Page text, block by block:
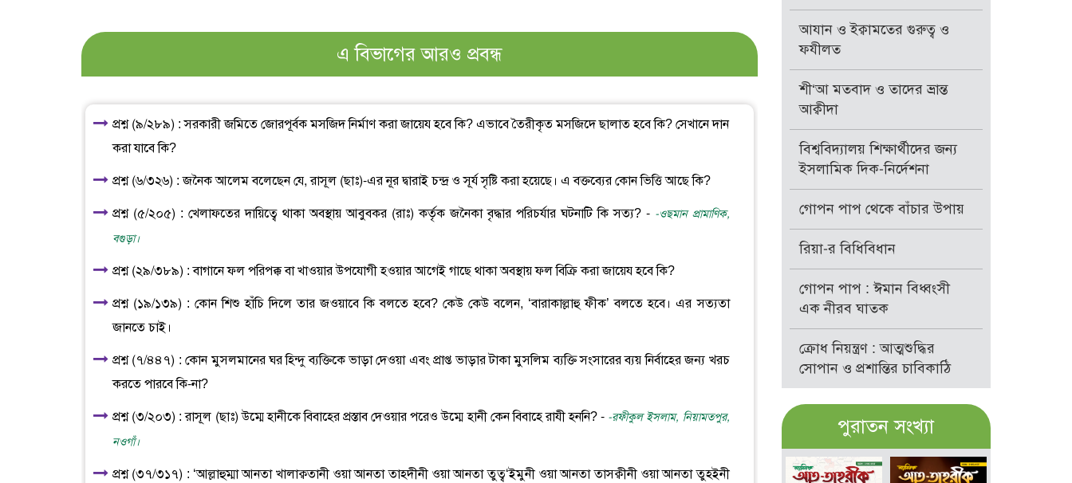
এ বিভাগের আরও প্রবন্ধ
প্রশ্ন (৯/২৮৯) : সরকারী জমিতে জোরপূর্বক মসজিদ নির্মাণ করা জায়েয হবে কি? এভাবে তৈরীকৃত মসজিদে ছালাত হবে কি? সেখানে দান
করা যাবে কি?
প্রশ্ন (৬/৩২৬) : জনৈক আলেম বলেছেন যে, রাসূল (ছাঃ)-এর নূর দ্বারাই চন্দ্র ও সূর্য সৃষ্টি করা হয়েছে। এ বক্তব্যের কোন ভিত্তি আছে কি?
প্রশ্ন (৫/২০৫) : খেলাফতের দায়িত্বে থাকা অবস্থায় আবুবকর (রাঃ) কর্তৃক জনৈকা বৃদ্ধার পরিচর্যার ঘটনাটি কি সত্য? - -ওছমান প্রামাণিক,
বগুড়া।
প্রশ্ন (২৯/৩৮৯) : বাগানে ফল পরিপক্ক বা খাওয়ার উপযোগী হওয়ার আগেই গাছে থাকা অবস্থায় ফল বিক্রি করা জায়েয হবে কি?
প্রশ্ন (১৯/১৩৯) : কোন শিশু হাঁচি দিলে তার জওয়াবে কি বলতে হবে? কেউ কেউ বলেন, ‘বারাকাল্লাহু ফীক’ বলতে হবে। এর সত্যতা
জানতে চাই।
প্রশ্ন (৭/৪৪৭) : কোন মুসলমানের ঘর হিন্দু ব্যক্তিকে ভাড়া দেওয়া এবং প্রাপ্ত ভাড়ার টাকা মুসলিম ব্যক্তি সংসারের ব্যয় নির্বাহের জন্য খরচ
করতে পারবে কি-না?
প্রশ্ন (৩/২০৩) : রাসূল (ছাঃ) উম্মে হানীকে বিবাহের প্রস্তাব দেওয়ার পরেও উম্মে হানী কেন বিবাহে রাযী হননি? - -রফীকুল ইসলাম, নিয়ামতপুর,
নওগাঁ।
প্রশ্ন (৩৭/৩১৭) : ‘আল্লাহুম্মা আনতা খালাক্বতানী ওয়া আনতা তাহদীনী ওয়া আনতা তুত্ব‘ইমুনী ওয়া আনতা তাসক্বীনী ওয়া আনতা তুহইনী
আযান ও ইক্বামতের গুরুত্ব ও
ফযীলত
শী‘আ মতবাদ ও তাদের ভ্রান্ত
আক্বীদা
বিশ্ববিদ্যালয় শিক্ষার্থীদের জন্য
ইসলামিক দিক-নির্দেশনা
গোপন পাপ থেকে বাঁচার উপায়
রিয়া-র বিধিবিধান
গোপন পাপ : ঈমান বিধ্বংসী
এক নীরব ঘাতক
ক্রোধ নিয়ন্ত্রণ : আত্মশুদ্ধির
সোপান ও প্রশান্তির চাবিকাঠি
পুরাতন সংখ্যা